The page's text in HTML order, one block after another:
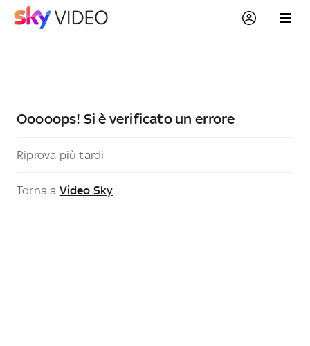
Ooooops! Si è verificato un errore
Riprova più tardi
Torna a Video Sky